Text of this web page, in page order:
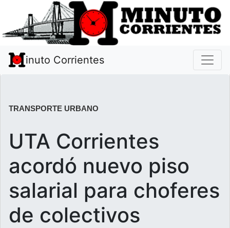
inuto Corrientes
TRANSPORTE URBANO
UTA Corrientes
acordó nuevo piso
salarial para choferes
de colectivos